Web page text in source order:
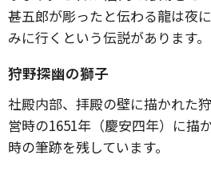
甚五郎が彫ったと伝わる龍は夜
みに行くという伝説があります。
狩野探幽の獅子
社殿内部、拝殿の壁に描かれた
営時の1651年（慶安四年）に描
時の筆跡を残しています。